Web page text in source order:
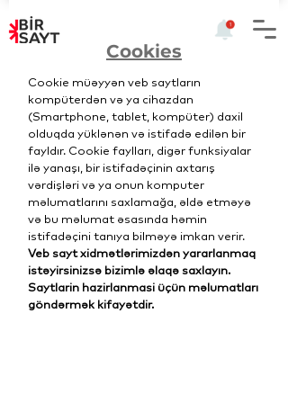
Cookies
Cookie müəyyən veb saytların
kompüterdən və ya cihazdan
(Smartphone, tablet, kompüter) daxil
olduqda yüklənən və istifadə edilən bir
fayldır. Cookie faylları, digər funksiyalar
ilə yanaşı, bir istifadəçinin axtarış
vərdişləri və ya onun komputer
məlumatlarını saxlamağa, əldə etməyə
və bu məlumat əsasında həmin
istifadəçini tanıya bilməyə imkan verir.
Veb sayt xidmətlərimizdən yararlanmaq
istəyirsinizsə bizimlə əlaqə saxlayın.
Saytlarin hazirlanmasi üçün məlumatları
göndərmək kifayətdir.